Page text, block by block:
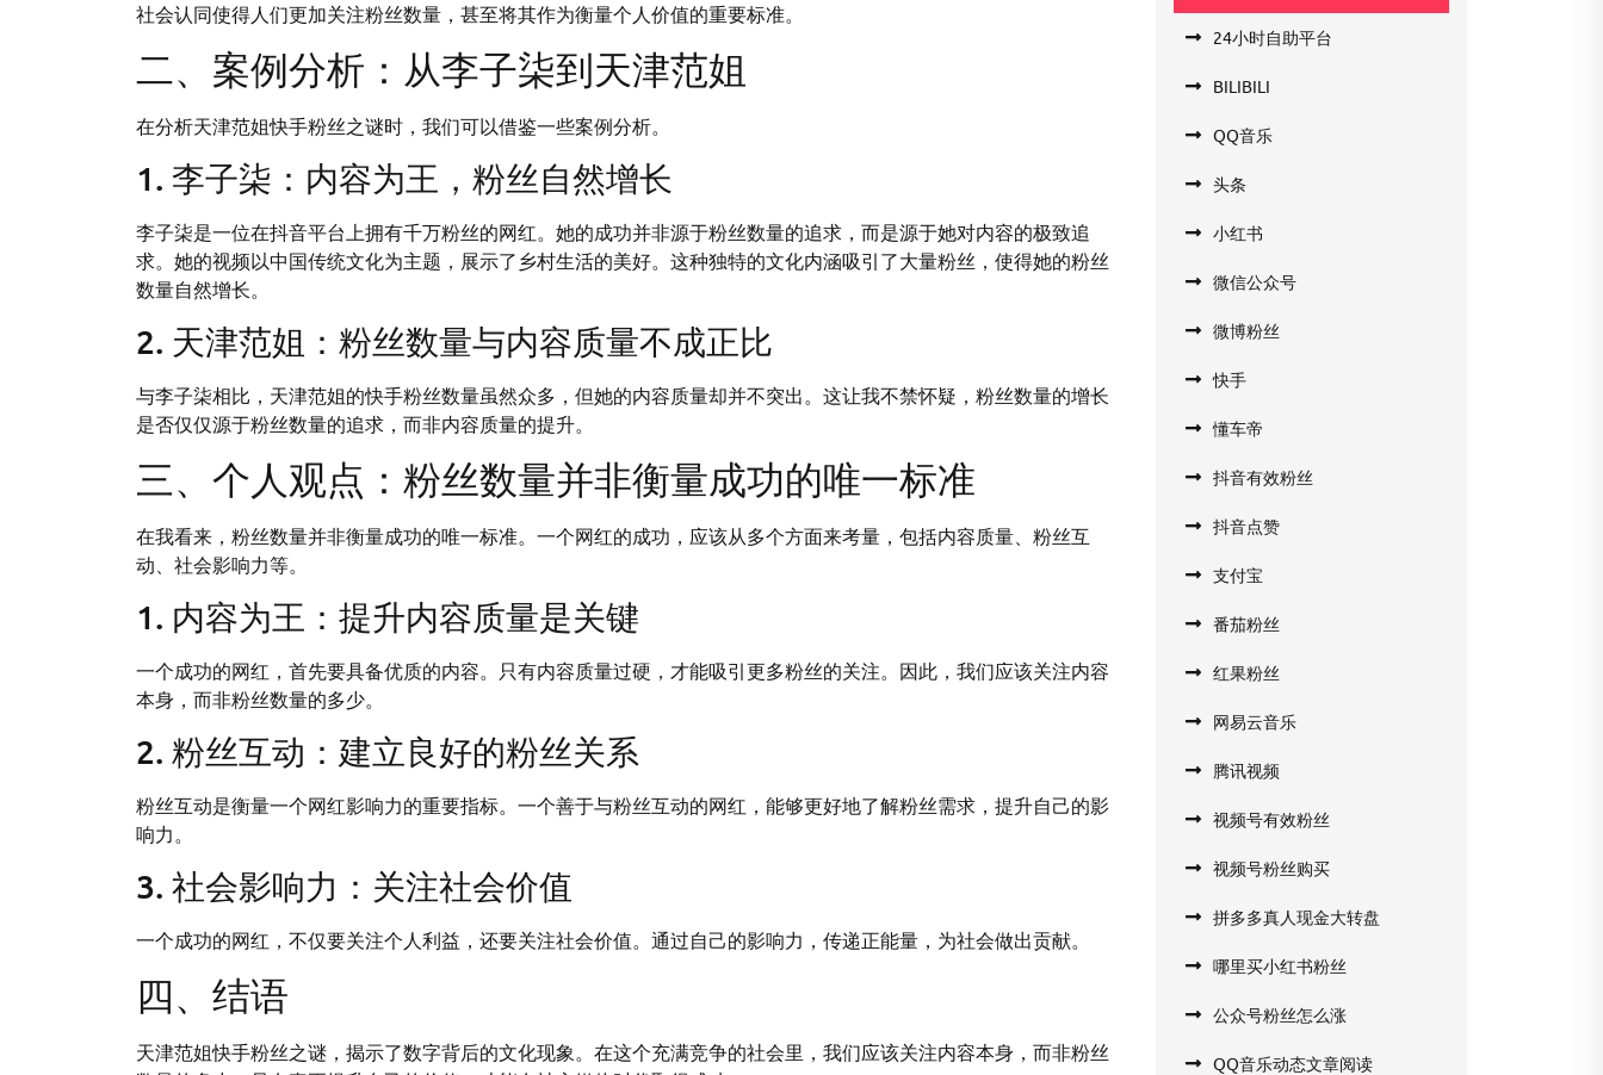
社会认同使得人们更加关注粉丝数量，甚至将其作为衡量个人价值的重要标准。
二、案例分析：从李子柒到天津范姐
在分析天津范姐快手粉丝之谜时，我们可以借鉴一些案例分析。
1. 李子柒：内容为王，粉丝自然增长
李子柒是一位在抖音平台上拥有千万粉丝的网红。她的成功并非源于粉丝数量的追求，而是源于她对内容的极致追
求。她的视频以中国传统文化为主题，展示了乡村生活的美好。这种独特的文化内涵吸引了大量粉丝，使得她的粉丝
数量自然增长。
2. 天津范姐：粉丝数量与内容质量不成正比
与李子柒相比，天津范姐的快手粉丝数量虽然众多，但她的内容质量却并不突出。这让我不禁怀疑，粉丝数量的增长
是否仅仅源于粉丝数量的追求，而非内容质量的提升。
三、个人观点：粉丝数量并非衡量成功的唯一标准
在我看来，粉丝数量并非衡量成功的唯一标准。一个网红的成功，应该从多个方面来考量，包括内容质量、粉丝互
动、社会影响力等。
1. 内容为王：提升内容质量是关键
一个成功的网红，首先要具备优质的内容。只有内容质量过硬，才能吸引更多粉丝的关注。因此，我们应该关注内容
本身，而非粉丝数量的多少。
2. 粉丝互动：建立良好的粉丝关系
粉丝互动是衡量一个网红影响力的重要指标。一个善于与粉丝互动的网红，能够更好地了解粉丝需求，提升自己的影
响力。
3. 社会影响力：关注社会价值
一个成功的网红，不仅要关注个人利益，还要关注社会价值。通过自己的影响力，传递正能量，为社会做出贡献。
四、结语
天津范姐快手粉丝之谜，揭示了数字背后的文化现象。在这个充满竞争的社会里，我们应该关注内容本身，而非粉丝
24小时自助平台
BILIBILI
QQ音乐
头条
小红书
微信公众号
微博粉丝
快手
懂车帝
抖音有效粉丝
抖音点赞
支付宝
番茄粉丝
红果粉丝
网易云音乐
腾讯视频
视频号有效粉丝
视频号粉丝购买
拼多多真人现金大转盘
哪里买小红书粉丝
公众号粉丝怎么涨
QQ音乐动态文章阅读